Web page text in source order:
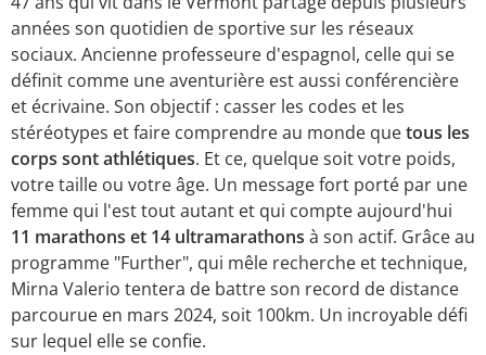
années son quotidien de sportive sur les réseaux
sociaux. Ancienne professeure d'espagnol, celle qui se
définit comme une aventurière est aussi conférencière
et écrivaine. Son objectif : casser les codes et les
stéréotypes et faire comprendre au monde quetous les
corps sont athlétiques. Et ce, quelque soit votre poids,
votre taille ou votre âge. Un message fort porté par une
femme qui l'est tout autant et qui compte aujourd'hui
11 marathons et 14 ultramarathons à son actif. Grâce au
programme "Further", qui mêle recherche et technique,
Mirna Valerio tentera de battre son record de distance
parcourue en mars 2024, soit 100km. Un incroyable défi
sur lequel elle se confie.